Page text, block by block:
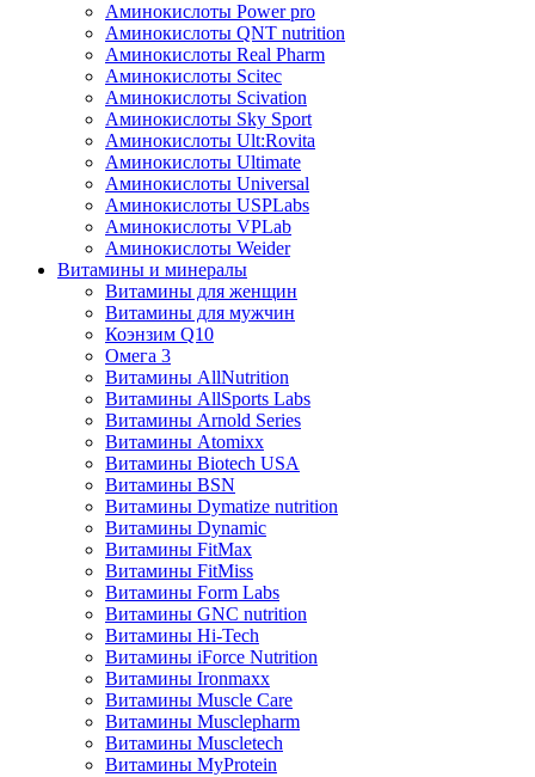
Аминокислоты Power pro
Аминокислоты QNT nutrition
Аминокислоты Real Pharm
Аминокислоты Scitec
Аминокислоты Scivation
Аминокислоты Sky Sport
Аминокислоты Ult:Rovita
Аминокислоты Ultimate
Аминокислоты Universal
Аминокислоты USPLabs
Аминокислоты VPLab
Аминокислоты Weider
Витамины и минералы
Витамины для женщин
Витамины для мужчин
Коэнзим Q10
Омега 3
Витамины AllNutrition
Витамины AllSports Labs
Витамины Arnold Series
Витамины Atomixx
Витамины Biotech USA
Витамины BSN
Витамины Dymatize nutrition
Витамины Dynamic
Витамины FitMax
Витамины FitMiss
Витамины Form Labs
Витамины GNC nutrition
Витамины Hi-Tech
Витамины iForce Nutrition
Витамины Ironmaxx
Витамины Muscle Care
Витамины Musclepharm
Витамины Muscletech
Витамины MyProtein